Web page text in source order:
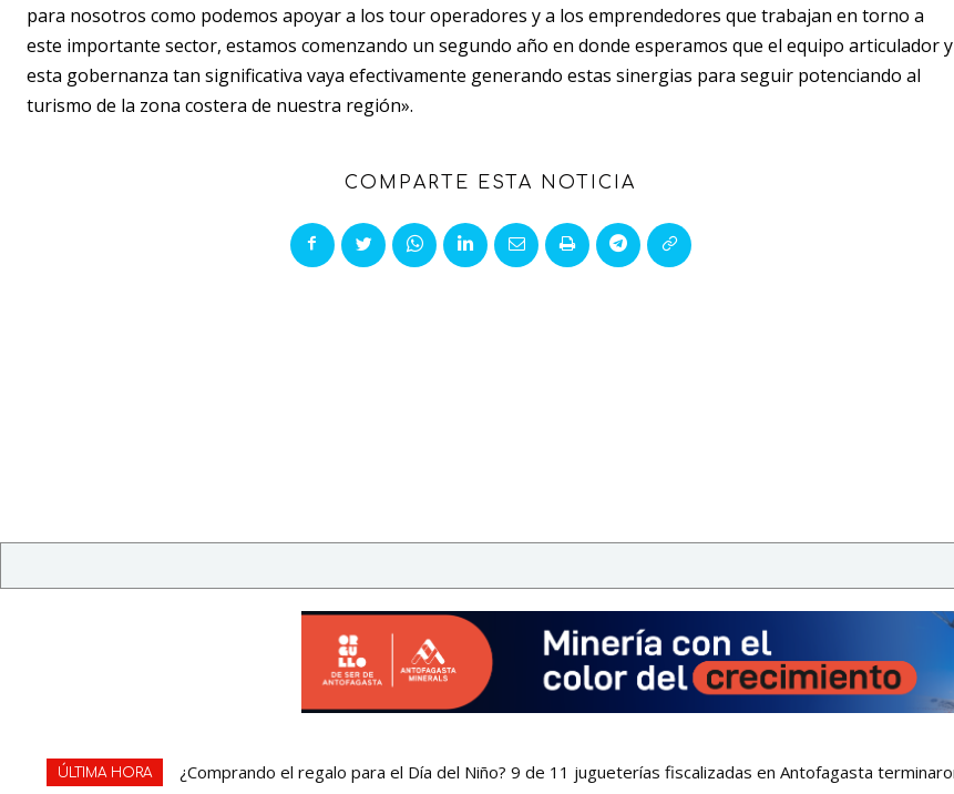
para nosotros como podemos apoyar a los tour operadores y a los emprendedores que trabajan en torno a
este importante sector, estamos comenzando un segundo año en donde esperamos que el equipo articulador y
esta gobernanza tan significativa vaya efectivamente generando estas sinergias para seguir potenciando al
turismo de la zona costera de nuestra región».
COMPARTE ESTA NOTICIA